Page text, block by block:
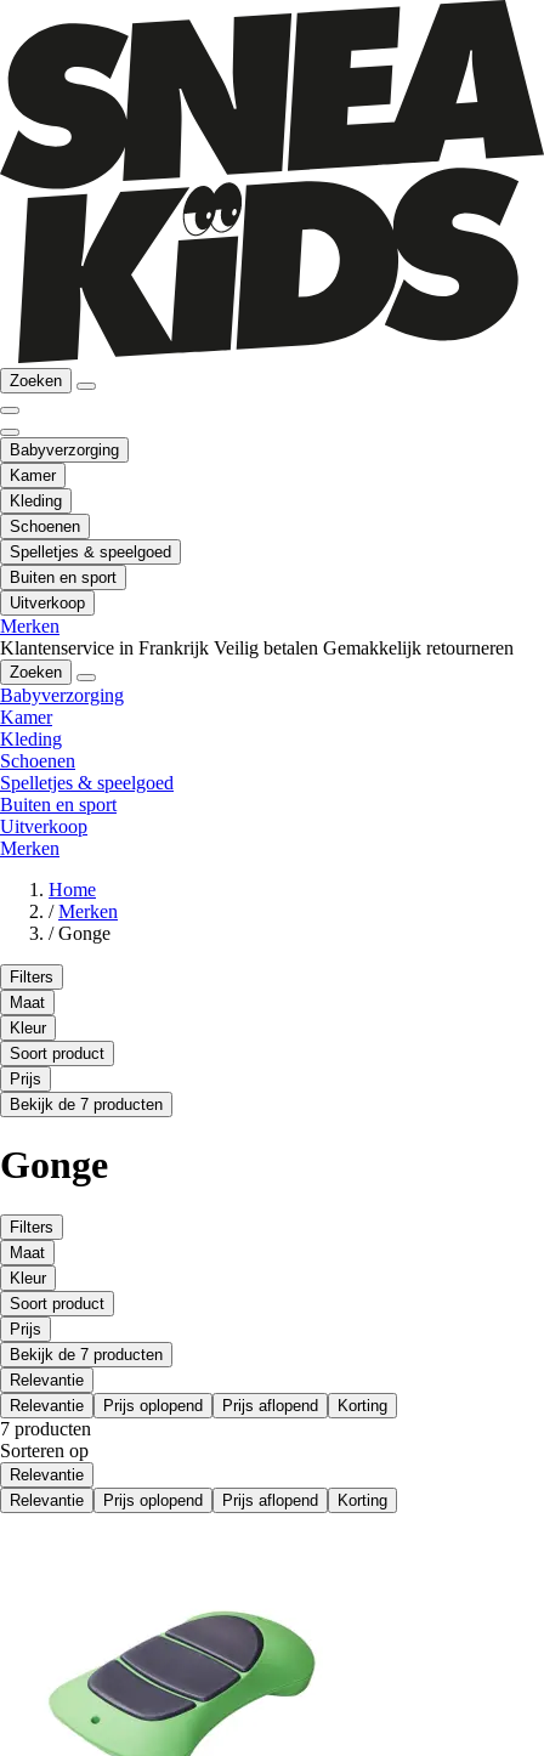
Zoeken
Babyverzorging
Kamer
Kleding
Schoenen
Spelletjes & speelgoed
Buiten en sport
Uitverkoop
Merken
Klantenservice in Frankrijk Veilig betalen Gemakkelijk retourneren
Zoeken
Babyverzorging
Kamer
Kleding
Schoenen
Spelletjes & speelgoed
Buiten en sport
Uitverkoop
Merken
Home
/ Merken
/ Gonge
Filters
Maat
Kleur
Soort product
Prijs
Bekijk de 7 producten
Gonge
Filters
Maat
Kleur
Soort product
Prijs
Bekijk de 7 producten
Relevantie
Relevantie
Prijs oplopend Prijs aflopend Korting
7 producten
Sorteren op
Relevantie
Relevantie
Prijs oplopend Prijs aflopend Korting